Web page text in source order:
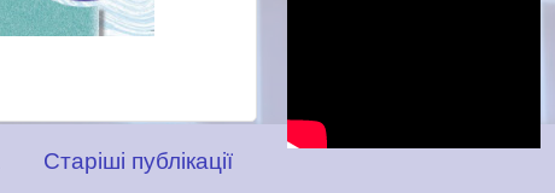
Старіші публікації